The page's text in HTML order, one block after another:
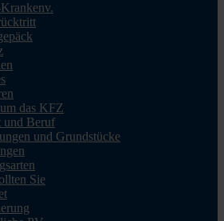
das KFZ
und Beruf
und Grundstücke
Sie